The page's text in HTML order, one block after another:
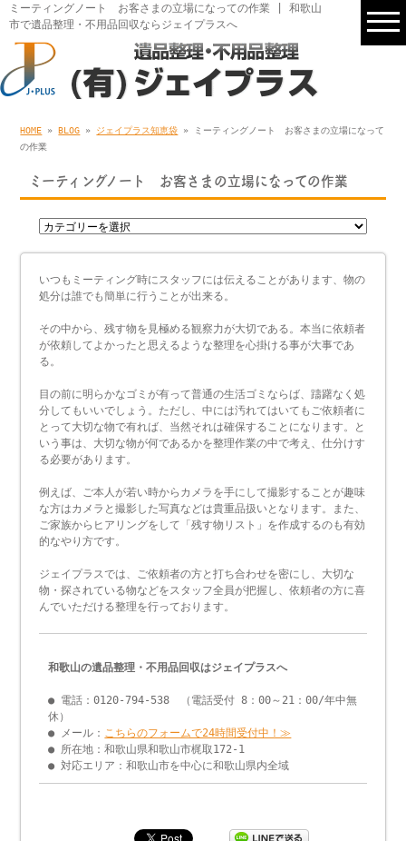
ミーティングノート お客さまの立場になっての作業 | 和歌山
市で遺品整理・不用品回収ならジェイプラスへ
HOME »BLOG » ジェイプラス知恵袋 » ミーティングノート お客さまの立場になって
の作業
ミーティングノート お客さまの立場になっての作業
いつもミーティング時にスタッフには伝えることがあります、物の
処分は誰でも簡単に行うことが出来る。
その中から、残す物を見極める観察力が大切である。本当に依頼者
が依頼してよかったと思えるような整理を心掛ける事が大事であ
る。
目の前に明らかなゴミが有って普通の生活ゴミならば、躊躇なく処
分してもいいでしょう。ただし、中には汚れてはいてもご依頼者に
とって大切な物で有れば、当然それは確保することになります。と
いう事は、大切な物が何であるかを整理作業の中で考え、仕分けす
る必要があります。
例えば、ご本人が若い時からカメラを手にして撮影することが趣味
な方はカメラと撮影した写真などは貴重品扱いとなります。また、
ご家族からヒアリングをして「残す物リスト」を作成するのも有効
的なやり方です。
ジェイプラスでは、ご依頼者の方と打ち合わせを密にし、大切な
物・探されている物などをスタッフ全員が把握し、依頼者の方に喜
んでいただける整理を行っております。
和歌山の遺品整理・不用品回収はジェイプラスへ
● 電話：0120-794-538 （電話受付 8：00～21：00/年中無
休）
● メール： こちらのフォームで24時間受付中！≫
● 所在地：和歌山県和歌山市梶取172-1
● 対応エリア：和歌山市を中心に和歌山県内全域